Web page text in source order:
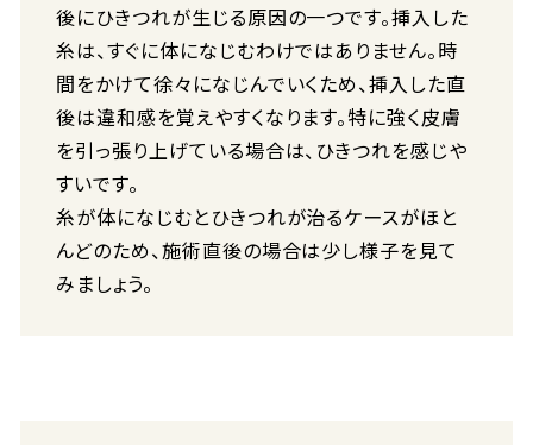
後にひきつれが生じる原因の一つです。挿入した
糸は、すぐに体になじむわけではありません。時
間をかけて徐々になじんでいくため、挿入した直
後は違和感を覚えやすくなります。特に強く皮膚
を引っ張り上げている場合は、ひきつれを感じや
すいです。
糸が体になじむとひきつれが治るケースがほと
んどのため、施術直後の場合は少し様子を見て
みましょう。